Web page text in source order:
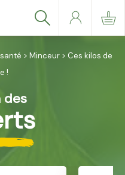
> Minceur > Ces kilos de
!
des